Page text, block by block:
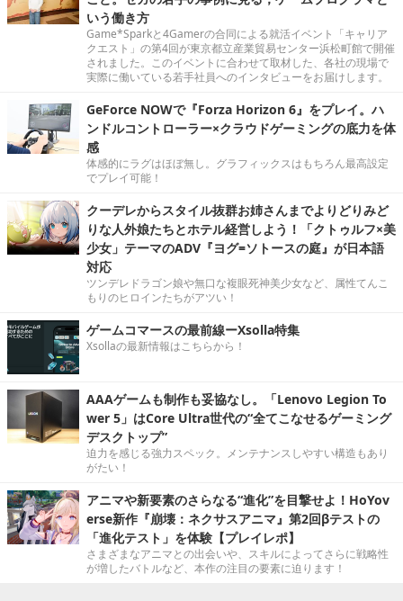
いう働き方
Game*Sparkと4Gamerの合同による就活イベント「キャリア
クエスト」の第4回が東京都立産業貿易センター浜松町館で開催
されました。このイベントに合わせて取材した、各社の現場で
実際に働いている若手社員へのインタビューをお届けします。
GeForce NOWで『Forza Horizon 6』をプレイ。ハ
ンドルコントローラー×クラウドゲーミングの底力を体
感
体感的にラグはほぼ無し。グラフィックスはもちろん最高設定
でプレイ可能！
クーデレからスタイル抜群お姉さんまでよりどりみど
りな人外娘たちとホテル経営しよう！「クトゥルフ×美
少女」テーマのADV『ヨグ=ソトースの庭』が日本語
対応
ツンデレドラゴン娘や無口な複眼死神美少女など、属性てんこ
もりのヒロインたちがアツい！
ゲームコマースの最前線ーXsolla特集
Xsollaの最新情報はこちらから！
AAAゲームも制作も妥協なし。「Lenovo Legion To
wer 5」はCore Ultra世代の“全てこなせるゲーミング
デスクトップ”
迫力を感じる強力スペック。メンテナンスしやすい構造もあり
がたい！
アニマや新要素のさらなる“進化”を目撃せよ！HoYov
erse新作『崩壊：ネクサスアニマ』第2回βテストの
「進化テスト」を体験【プレイレポ】
さまざまなアニマとの出会いや、スキルによってさらに戦略性
が増したバトルなど、本作の注目の要素に迫ります！